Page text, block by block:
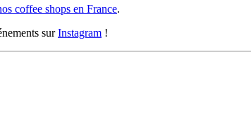
coffee shops en France.
surInstagram !